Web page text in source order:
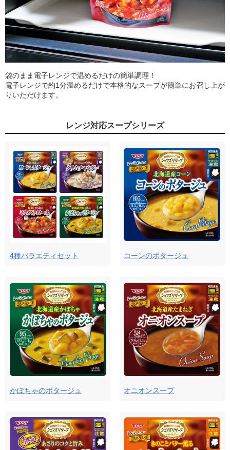
袋のまま電子レンジで温めるだけの簡単調理！
電子レンジで約1分温めるだけで本格的なスープが簡単にお召し上が
りいただけます。
レンジ対応スープシリーズ
4種バラエティセット コーンのポタージュ
かぼちゃのポタージュ オニオンスープ